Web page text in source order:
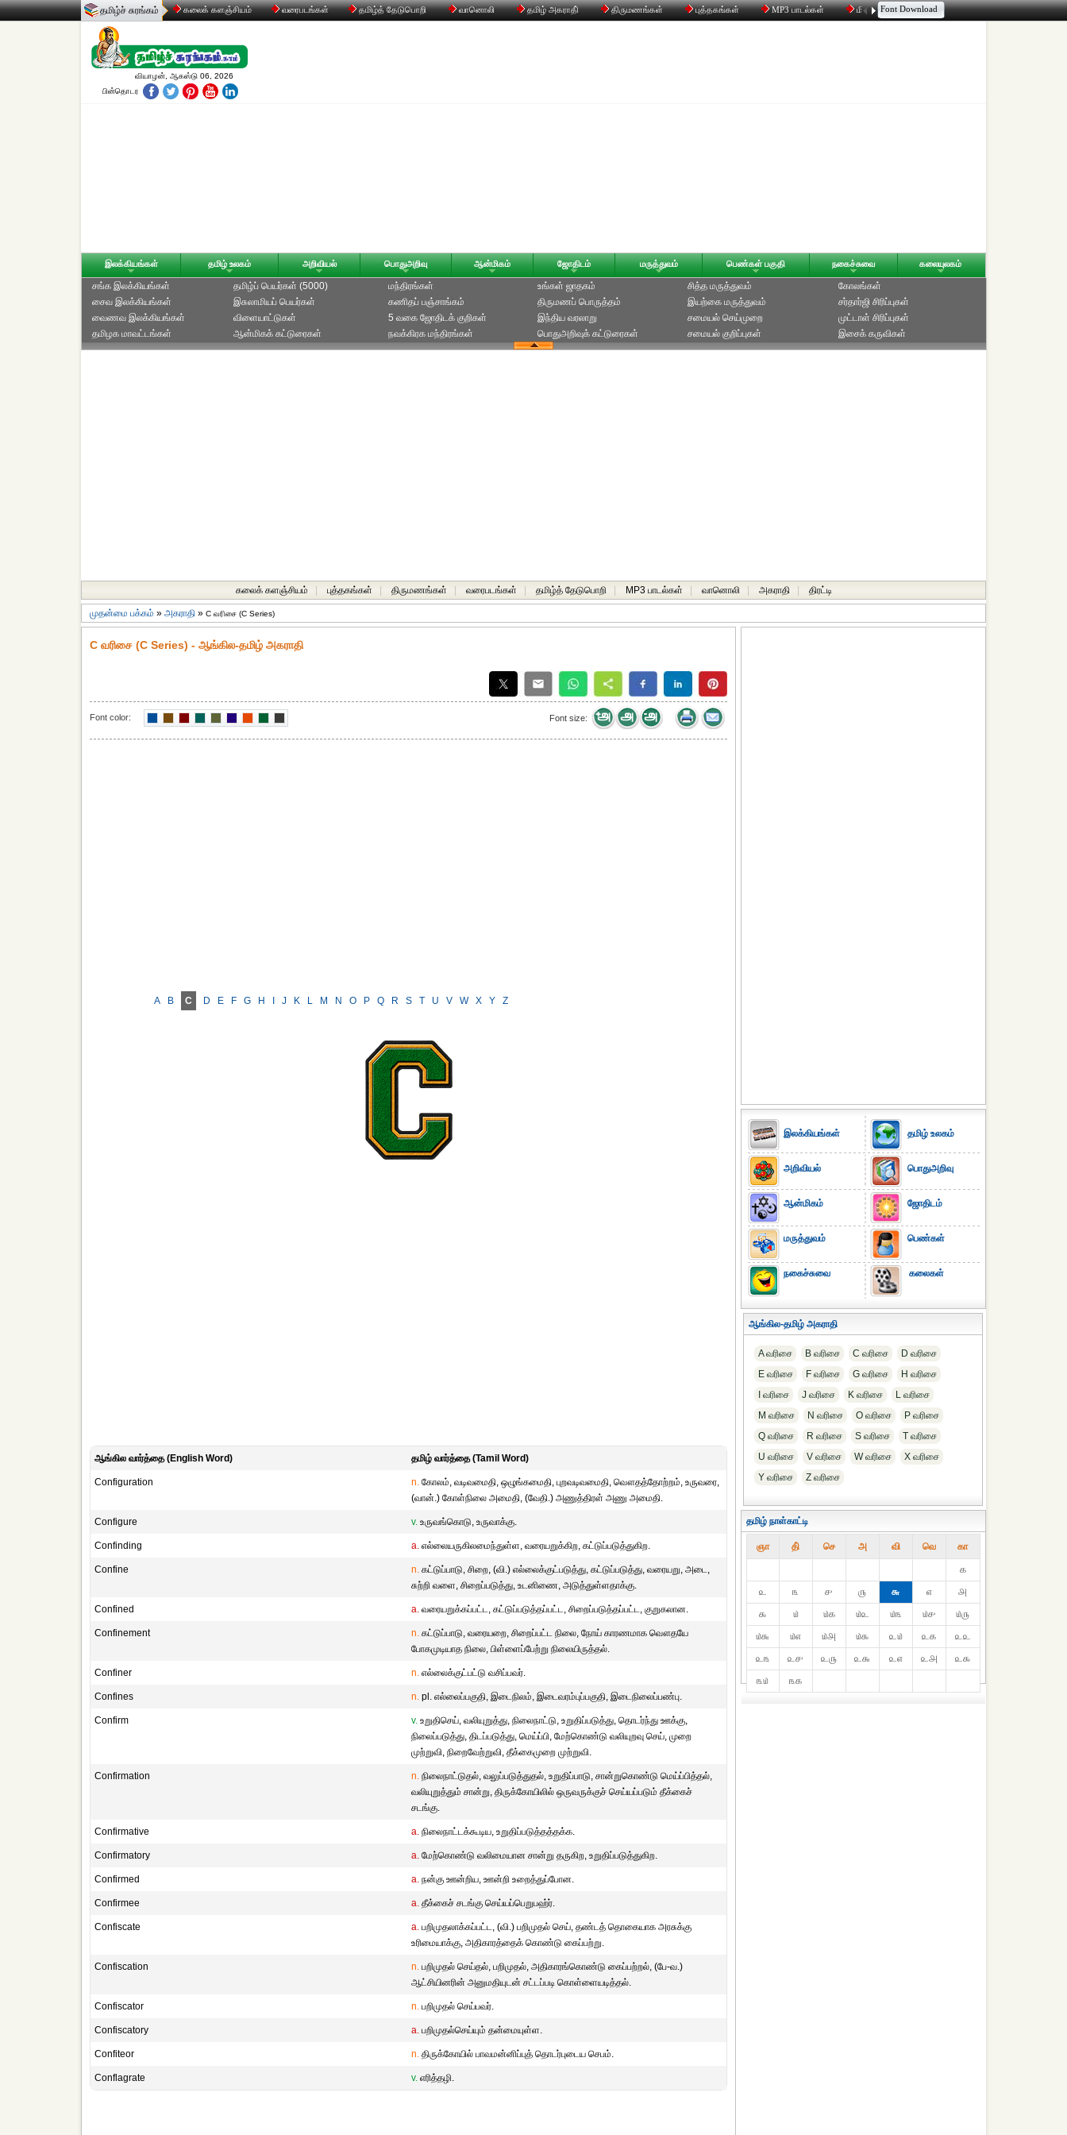
தமிழ்ச் சுரங்கம் கலைக் களஞ்சியம் வரைபடங்கள் தமிழ்த் தேடுபொறி வானொலி தமிழ் அகராதி் திருமணங்கள் புத்தகங்கள் MP3 பாடல்கள் மின்னஞ்சல் திரட்டி உரையாடல்
Font Download
வியாழன், ஆகஸ்டு 06, 2026
பின்தொடர
இலக்கியங்கள் தமிழ் உலகம் அறிவியல் பொதுஅறிவு ஆன்மிகம் ஜோதிடம் மருத்துவம் பெண்கள் பகுதி நகைச்சுவை கலையுலகம்
சங்க இலக்கியங்கள்
சைவ இலக்கியங்கள்
வைணவ இலக்கியங்கள்
தமிழக மாவட்டங்கள்
தமிழ்ப் பெயர்கள் (5000)
இசுலாமியப் பெயர்கள்
விளையாட்டுகள்
ஆன்மிகக் கட்டுரைகள்
மந்திரங்கள்
கணிதப் பஞ்சாங்கம்
5 வகை ஜோதிடக் குறிகள்
நவக்கிரக மந்திரங்கள்
உங்கள் ஜாதகம்
திருமணப் பொருத்தம்
இந்திய வரலாறு
பொதுஅறிவுக் கட்டுரைகள்
சித்த மருத்துவம்
இயற்கை மருத்துவம்
சமையல் செய்முறை
சமையல் குறிப்புகள்
கோலங்கள்
சர்தார்ஜி சிரிப்புகள்
முட்டாள் சிரிப்புகள்
இசைக் கருவிகள்
கலைக் களஞ்சியம் புத்தகங்கள் திருமணங்கள் வரைபடங்கள் தமிழ்த் தேடுபொறி MP3 பாடல்கள் வானொலி அகராதி திரட்டி
முதன்மை பக்கம் » அகராதி » C வரிசை (C Series)
C வரிசை (C Series) - ஆங்கில-தமிழ் அகராதி
Font color: Font size:
A B C D E F G H J K L M N O P Q R S T U V W X Y Z
ஆங்கில வார்த்தை (English Word) தமிழ் வார்த்தை (Tamil Word)
Configuration n. கோலம், வடிவமைதி, ஒழுங்கமைதி, புறவடிவமைதி, வௌதத்தோற்றம், உருவரை,
(வான்.) கோள்நிலை அமைதி, (வேதி.) அணுத்திரள் அணு அமைதி.
Configure v. உருவங்கொடு, உருவாக்கு.
Confinding a. எல்லையருகிலமைந்துள்ள, வரையறுக்கிற, கட்டுப்படுத்துகிற.
Confine n. கட்டுப்பாடு, சிறை, (வி.) எல்லைக்குட்படுத்து, கட்டுப்படுத்து, வரையறு, அடை,
சுற்றி வளை, சிறைப்படுத்து, உடனிணை, அடுத்துள்ளதாக்கு.
Confined a. வரையறுக்கப்பட்ட, கட்டுப்படுத்தப்பட்ட, சிறைப்படுத்தப்பட்ட, குறுகலான.
Confinement n. கட்டுப்பாடு, வரையறை, சிறைப்பட்ட நிலை, நோய் காரணமாக வௌதயே
போகமுடியாத நிலை, பிள்ளைப்பேற்று நிலையிருத்தல்.
Confiner n. எல்லைக்குட்பட்டு வசிப்பவர்.
Confines n. pl. எல்லைப்பகுதி, இடைநிலம், இடைவரம்புப்பகுதி, இடைநிலைப்பண்பு.
Confirm v. உறுதிசெய், வலியுறுத்து, நிலைநாட்டு, உறுதிப்படுத்து, தொடர்ந்து ஊக்கு,
நிலைப்படுத்து, திடப்படுத்து, மெய்ப்பி, மேற்கொண்டு வலியுறவு செய், முறை
முற்றுவி, நிறைவேற்றுவி, தீக்கைமுறை முற்றுவி.
Confirmation n. நிலைநாட்டுதல், வலுப்படுத்துதல், உறுதிப்பாடு, சான்றுகொண்டு மெய்ப்பித்தல்,
வலியுறுத்தும் சான்று, திருக்கோயிலில் ஒருவருக்குச் செய்யப்படும் தீக்கைச்
சடங்கு.
Confirmative a. நிலைநாட்டக்கூடிய, உறுதிப்படுத்தத்தக்க.
Confirmatory a. மேற்கொண்டு வலிமையான சான்று தருகிற, உறுதிப்படுத்துகிற.
Confirmed a. நன்கு ஊன்றிய, ஊன்றி உறைத்துப்போன.
Confirmee a. தீக்கைச் சடங்கு செய்யப்பெறுபஹ்ர்.
Confiscate a. பறிமுதலாக்கப்பட்ட, (வி.) பறிமுதல் செய், தண்டத் தொகையாக அரசுக்கு
உரிமையாக்கு, அதிகாரத்தைக் கொண்டு கைப்பற்று.
Confiscation n. பறிமுதல் செய்தல், பறிமுதல், அதிகாரங்கொண்டு கைப்பற்றல், (பே-வ.)
ஆட்சியினரின் அனுமதியுடன் சட்டப்படி கொள்ளையடித்தல்.
Confiscator n. பறிமுதல் செய்பவர்.
Confiscatory a. பறிமுதல்செய்யும் தன்மையுள்ள.
Confiteor n. திருக்கோயில் பாவமன்னிப்புத் தொடர்புடைய செபம்.
Conflagrate v. எரித்தழி.
இலக்கியங்கள்
அறிவியல்
ஆன்மிகம்
மருத்துவம்
நகைச்சுவை
தமிழ் உலகம்
பொதுஅறிவு
ஜோதிடம்
பெண்கள்
கலைகள்
ஆங்கில-தமிழ் அகராதி
A வரிசை B வரிசை C வரிசை
D வரிசை
E வரிசை
F வரிசை G வரிசை
H வரிசை
I வரிசை
J வரிசை K வரிசை
L வரிசை
M வரிசை
N வரிசை O வரிசை
P வரிசை
Q வரிசை
R வரிசை S வரிசை
T வரிசை
U வரிசை
V வரிசை W வரிசை
X வரிசை
Y வரிசை
Z வரிசை
தமிழ் நாள்காட்டி
ஞா தி் செ அ வி வெ கா
௧
௨
௩ ௪ ௫ ௬ ௭
௮
௯
௰ ௰௧ ௰௨ ௰௩ ௰௪
௰௫
௰௬
௰௭ ௰௮ ௰௯ ௨௰ ௨௧
௨௨
௨௩
௨௪ ௨௫ ௨௬ ௨௭ ௨௮
௨௯
௩௰
௩௧